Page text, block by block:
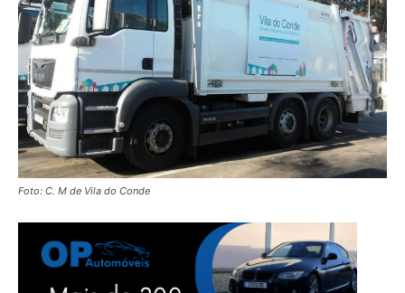
Foto: C. M de Vila do Conde